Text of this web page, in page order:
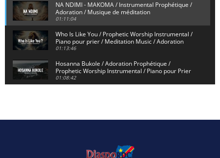
NA NDIMI - MAKOMA / Instrumental Prophétique /
Adoration / Musique de méditation
01:11:04
Who Is Like You / Prophetic Worship Instrumental /
Piano pour prier / Meditation Music / Adoration
01:13:46
Hosanna Bukole / Adoration Prophétique /
Prophetic Worship Instrumental / Piano pour Prier
01:08:42
Dieu de Secours - God of Rescue / Adoration
Yahweh Sabaoth / Prophetic Worship Instrumental